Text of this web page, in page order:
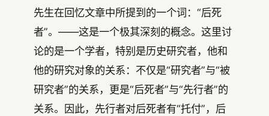
先生在回忆文章中所提到的一个词：“后死
者”。——这是一个极其深刻的概念。这里讨
论的是一个学者，特别是历史研究者，他和
他的研究对象的关系：不仅是“研究者”与“被
研究者”的关系，更是“后死者”与“先行者”的
关系。因此，先行者对后死者有“托付”，后